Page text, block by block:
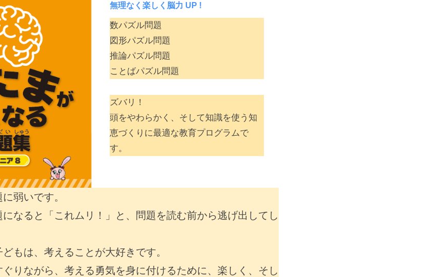
無理なく楽しく脳力 UP !
数パズル問題
図形パズル問題
推論パズル問題
ことばパズル問題
ズバリ！
頭をやわらかく、そして知識を使う知
恵づくりに最適な教育プログラムで
す。
弱いです。
なると「これムリ！」と、問題を読む前から逃げ出してし
もは、考えることが大好きです。
りながら、考える勇気を身に付けるために、楽しく、そし